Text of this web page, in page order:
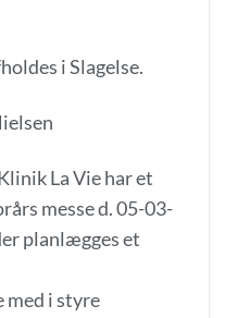
i Slagelse.
La Vie har et
messe d. 05-03-
planlægges et
med i styre